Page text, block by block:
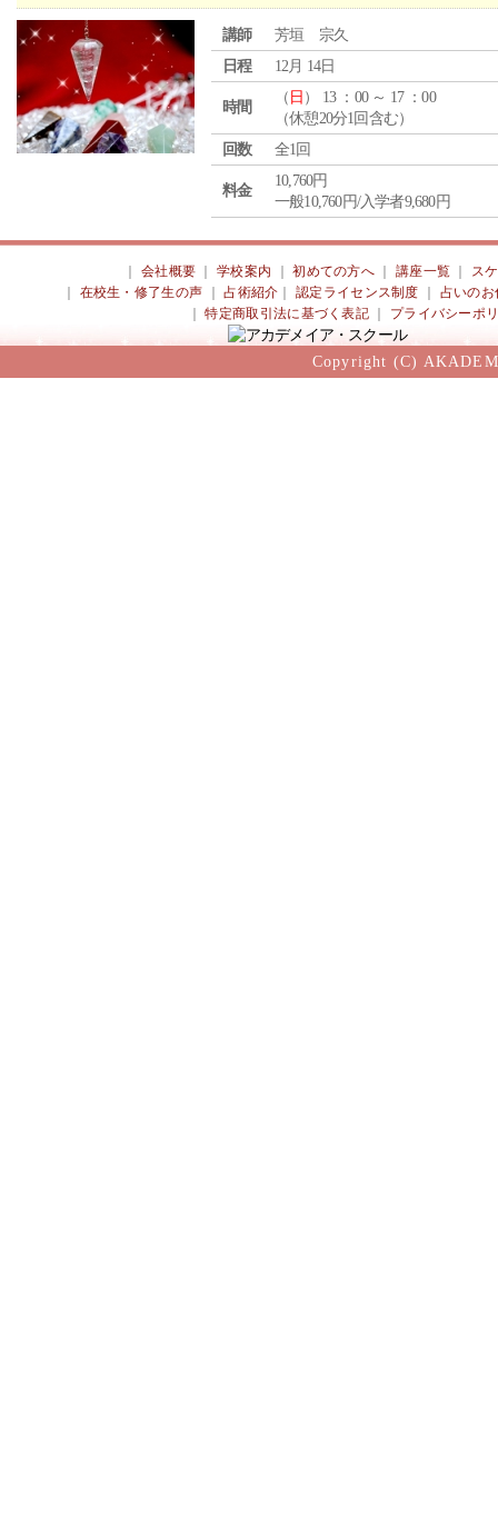
講師
芳垣 宗久
日程
12月 14日
時間
（ 日 ） 13 ：00 ～ 17 ：00
（休憩20分1回含む）
回数
全1回
料金
10,760円
一般10,760円/入学者9,680円
会社概要 ｜学校案内 ｜初めての方へ 講座一覧
ス
在校生・修了生の声 ｜占術紹介 ｜認定ライセンス制度
占いのお
｜特定商取引法に基づく表記 プライバシーポ
Copyright (C)